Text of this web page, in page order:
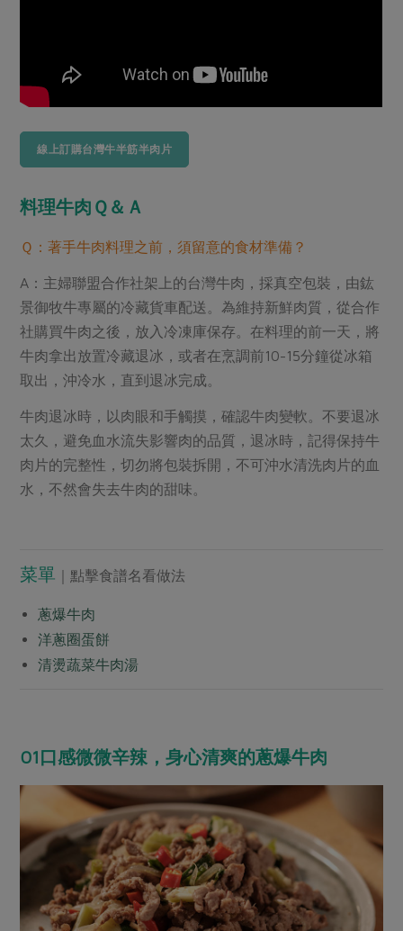
線上訂購台灣牛半筋半肉片
料理牛肉Ｑ＆Ａ
Ｑ：著手牛肉料理之前，須留意的食材準備？
A：主婦聯盟合作社架上的台灣牛肉，採真空包裝，由鈜
景御牧牛專屬的冷藏貨車配送。為維持新鮮肉質，從合作
社購買牛肉之後，放入冷凍庫保存。在料理的前一天，將
牛肉拿出放置冷藏退冰，或者在烹調前10-15分鐘從冰箱
取出，沖冷水，直到退冰完成。
牛肉退冰時，以肉眼和手觸摸，確認牛肉變軟。不要退冰
太久，避免血水流失影響肉的品質，退冰時，記得保持牛
肉片的完整性，切勿將包裝拆開，不可沖水清洗肉片的血
水，不然會失去牛肉的甜味。
菜單 ｜點擊食譜名看做法
蔥爆牛肉
洋蔥圈蛋餅
清燙蔬菜牛肉湯
01口感微微辛辣，身心清爽的蔥爆牛肉